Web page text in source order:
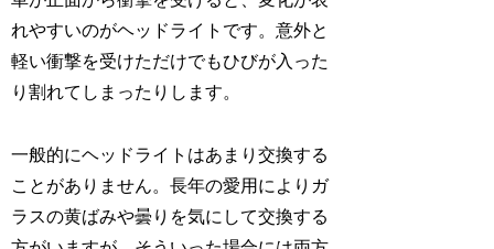
れやすいのがヘッドライトです。意外と
軽い衝撃を受けただけでもひびが入った
り割れてしまったりします。
一般的にヘッドライトはあまり交換する
ことがありません。長年の愛用によりガ
ラスの黄ばみや曇りを気にして交換する